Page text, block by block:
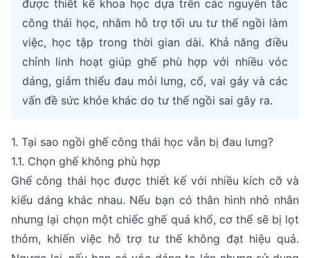
được thiết kế khoa học dựa trên các nguyên tắc
công thái học, nhằm hỗ trợ tối ưu tư thế ngồi làm
việc, học tập trong thời gian dài. Khả năng điều
chỉnh linh hoạt giúp ghế phù hợp với nhiều vóc
dáng, giảm thiểu đau mỏi lưng, cổ, vai gáy và các
vấn đề sức khỏe khác do tư thế ngồi sai gây ra.
1. Tại sao ngồi ghế công thái học vẫn bị đau lưng?
1.1. Chọn ghế không phù hợp
Ghế công thái học được thiết kế với nhiều kích cỡ và
kiểu dáng khác nhau. Nếu bạn có thân hình nhỏ nhắn
nhưng lại chọn một chiếc ghế quá khổ, cơ thể sẽ bị lọt
thỏm, khiến việc hỗ trợ tư thế không đạt hiệu quả.